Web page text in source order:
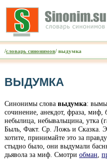
/словарь синонимов/ выдумка
ВЫДУМКА
Синонимы слова выдумка:
сочинение, анекдот, фраза, миф,
небылица, небывальщина, утка
Быль, Факт. Ср. Ложь и Сказка.
хотите, принимайте это за
стыдно было, они выдумали
дьявола за миф. Смотри обман